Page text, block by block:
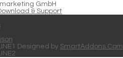
GmbH
& Support
Designed by SmartAddons.Com